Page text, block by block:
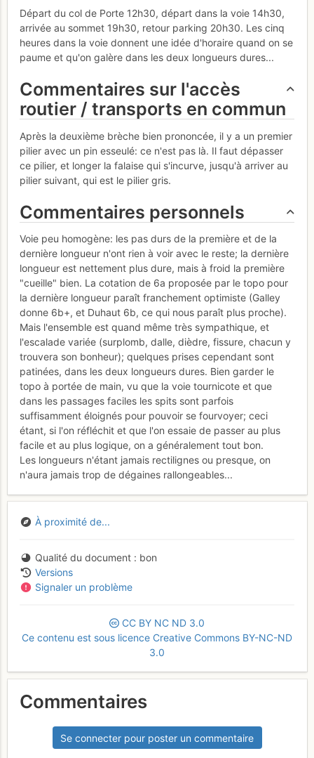
Départ du col de Porte 12h30, départ dans la voie 14h30,
arrivée au sommet 19h30, retour parking 20h30. Les cinq
heures dans la voie donnent une idée d'horaire quand on se
paume et qu'on galère dans les deux longueurs dures...
Commentaires sur l'accès
routier / transports en commun
Après la deuxième brèche bien prononcée, il y a un premier
pilier avec un pin esseulé: ce n'est pas là. Il faut dépasser
ce pilier, et longer la falaise qui s'incurve, jusqu'à arriver au
pilier suivant, qui est le pilier gris.
Commentaires personnels
Voie peu homogène: les pas durs de la première et de la
dernière longueur n'ont rien à voir avec le reste; la dernière
longueur est nettement plus dure, mais à froid la première
"cueille" bien. La cotation de 6a proposée par le topo pour
la dernière longueur paraît franchement optimiste (Galley
donne 6b+, et Duhaut 6b, ce qui nous paraît plus proche).
Mais l'ensemble est quand même très sympathique, et
l'escalade variée (surplomb, dalle, dièdre, fissure, chacun y
trouvera son bonheur); quelques prises cependant sont
patinées, dans les deux longueurs dures. Bien garder le
topo à portée de main, vu que la voie tournicote et que
dans les passages faciles les spits sont parfois
suffisamment éloignés pour pouvoir se fourvoyer; ceci
étant, si l'on réfléchit et que l'on essaie de passer au plus
facile et au plus logique, on a généralement tout bon.
Les longueurs n'étant jamais rectilignes ou presque, on
n'aura jamais trop de dégaines rallongeables...
À proximité de...
Qualité du document
bon
Versions
Signaler un problème
CC BY NC ND 3.0
Ce contenu est sous licence Creative Commons BY-NC-ND
3.0
Commentaires
Se connecter pour poster un commentaire